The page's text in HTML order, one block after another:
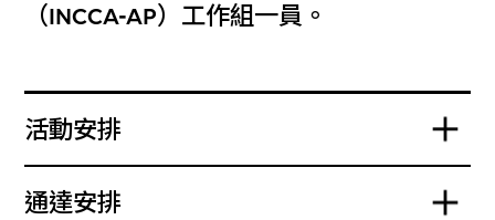
（INCCA-AP）工作組一員。
活動安排
通達安排